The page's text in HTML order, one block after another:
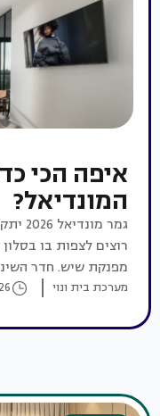
איפה הכי
המונדיאל?
גמר
רוצים לצפות בו
מפנקת שיש. חדר
תפקידו של החלל הזה
מערכת בית ונוי